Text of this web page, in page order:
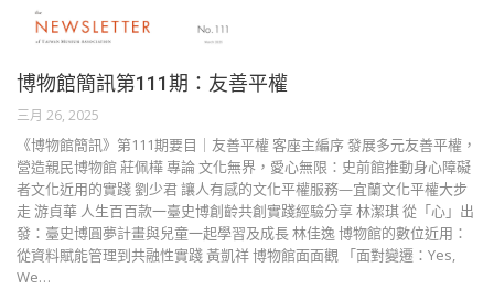
博物館簡訊第111期：友善平權
三月 26, 2025
《博物館簡訊》第111期要目｜友善平權 客座主編序 發展多元友善平權，
營造親民博物館 莊佩樺 專論 文化無界，愛心無限：史前館推動身心障礙
者文化近用的實踐 劉少君 讓人有感的文化平權服務—宜蘭文化平權大步
走 游貞華 人生百百款一臺史博創齡共創實踐經驗分享 林潔琪 從「心」出
發：臺史博圓夢計畫與兒童一起學習及成長 林佳逸 博物館的數位近用：
從資料賦能管理到共融性實踐 黃凱祥 博物館面面觀 「面對變遷：Yes,
We…